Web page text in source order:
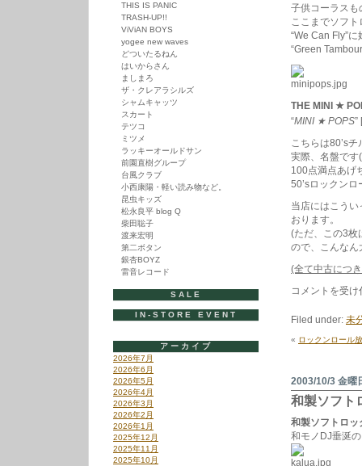
子供コーラスも
ここまでソフ
“We Can Fly”に
“Green
THE MINI ★
“MINI ★ POPS”
こちらは80’s
実際、名盤です
100点満点あげ
50’sロックン
当店にはこう
おります。
(ただ、この3枚
ので、こんなん
(全て中古につ
大
わ
れ
な
い
コメントを受
Filed under: 未
« ロックンロール
2003/10/3 金曜
和製ソフト
和製ソフトロッ
和モノDJ垂涎
THIS IS PANIC
TRASH-UP!!
ViViAN BOYS
yogee new waves
どついたるねん
はいからさん
ましまろ
ザ・クレアラシルズ
シャムキャッツ
スカート
テツコ
ミツメ
ラッキーオールドサン
前園直樹グループ
台風クラブ
小西康陽・軽い読み物など。
昆虫キッズ
松永良平 blog Q
柴田聡子
渡来宏明
第二ボタン
銀杏BOYZ
雷音レコード
SALE
IN-STORE EVENT
アーカイブ
2026年7月
2026年6月
2026年5月
2026年4月
2026年3月
2026年2月
2026年1月
2025年12月
2025年11月
2025年10月